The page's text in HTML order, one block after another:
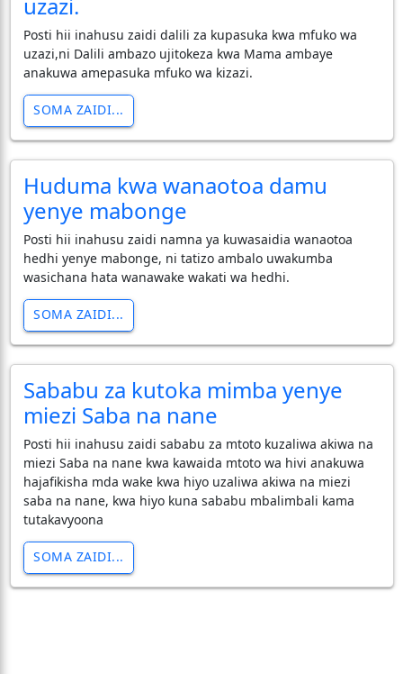
Posti hii inahusu zaidi dalili za kupasuka kwa mfuko wa
uzazi,ni Dalili ambazo ujitokeza kwa Mama ambaye
anakuwa amepasuka mfuko wa kizazi.
SOMA ZAIDI...
Huduma kwa wanaotoa damu
yenye mabonge
Posti hii inahusu zaidi namna ya kuwasaidia wanaotoa
hedhi yenye mabonge, ni tatizo ambalo uwakumba
wasichana hata wanawake wakati wa hedhi.
SOMA ZAIDI...
Sababu za kutoka mimba yenye
miezi Saba na nane
Posti hii inahusu zaidi sababu za mtoto kuzaliwa akiwa na
miezi Saba na nane kwa kawaida mtoto wa hivi anakuwa
hajafikisha mda wake kwa hiyo uzaliwa akiwa na miezi
saba na nane, kwa hiyo kuna sababu mbalimbali kama
tutakavyoona
SOMA ZAIDI...